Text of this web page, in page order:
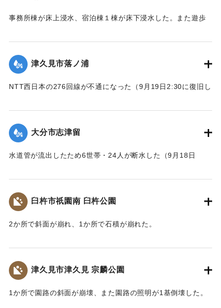
事務所棟が床上浸水、宿泊棟１棟が床下浸水した。また遊歩
津久見市落ノ浦
NTT西日本の276回線が不通になった（9月19日2:30に復旧し
大分市志津留
水道管が流出したため6世帯・24人が断水した（9月18日
臼杵市祇園南 臼杵公園
2か所で斜面が崩れ、1か所で石積が崩れた。
｜固有コード:01204080
津久見市津久見 宗麟公園
1か所で園路の斜面が崩壊、また園路の照明が1基倒壊した。